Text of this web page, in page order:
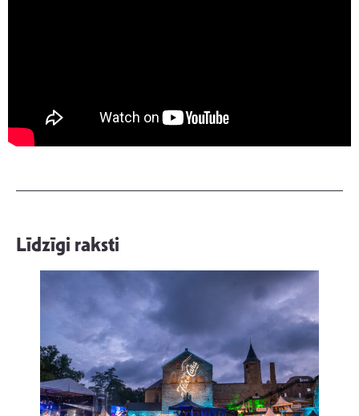
Līdzīgi raksti